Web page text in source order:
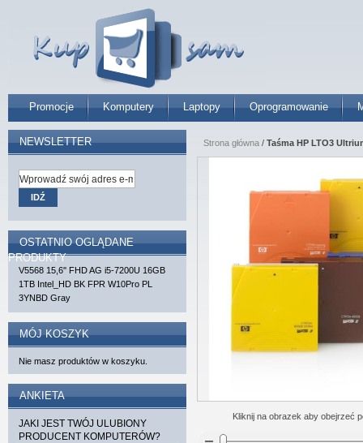
Promocje Komputery Laptopy Oprogramowanie
Strona główna / Taśma HP LTO3
Kliknij na obrazek aby obejrzeć
NEWSLETTER
IDŹ
OSTATNIO OGLĄDANE
PRODUKTY
V5568 15,6'' FHD AG i5-7200U 16GB
1TB Intel_HD BK FPR W10Pro PL
3YNBD Gray
MÓJ KOSZYK
Nie masz produktów w koszyku.
ANKIETA
JAKI JEST TWÓJ ULUBIONY
PRODUCENT KOMPUTERÓW?